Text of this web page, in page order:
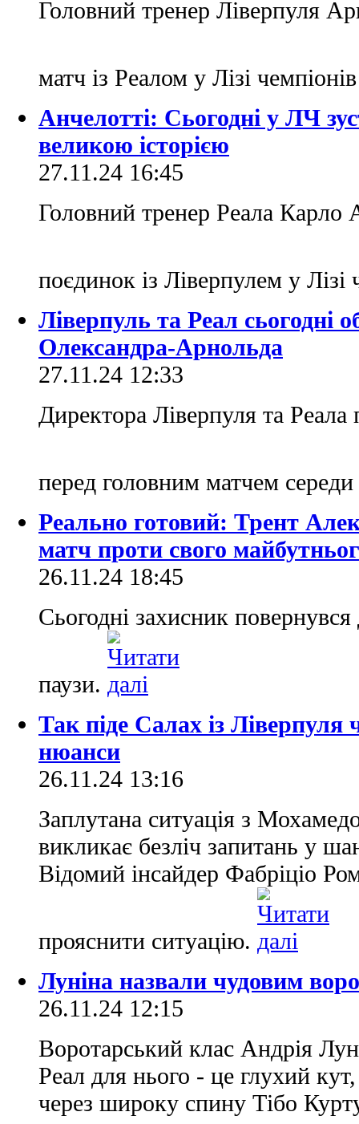
Головний тренер Ліверпуля
матч із Реалом у Лізі
Анчелотті: Сьогодні у ЛЧ
великою історією
27.11.24 16:45
Головний тренер Реала Карло
поєдинок із Ліверпулем у Лізі
Ліверпуль та Реал сьогодні
Олександра-Арнольда
27.11.24 12:33
Директора Ліверпуля та Реала
перед головним матчем
Реально готовий: Трент
матч проти свого
26.11.24 18:45
Сьогодні захисник
паузи.
Так піде Салах із
нюанси
26.11.24 13:16
Заплутана ситуація з
викликає безліч запитань у
Відомий інсайдер Фабріціо
прояснити ситуацію.
Луніна назвали чудовим
26.11.24 12:15
Воротарський клас Андрія
Реал для нього - це глухий
через широку спину Тібо